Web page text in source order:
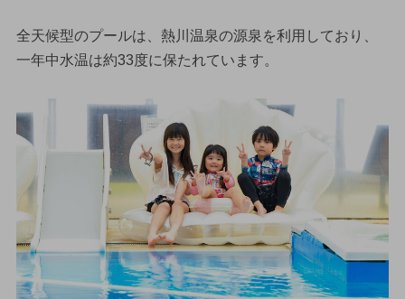
全天候型のプールは、熱川温泉の源泉を利用しており、
一年中水温は約33度に保たれています。